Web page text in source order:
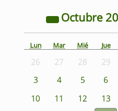
Octubre
Lun Mar Mié Jue
26 27 28 29
3
4 5 6
10
11 12 13